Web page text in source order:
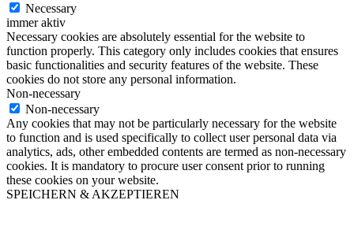
Necessary
immer aktiv
Necessary cookies are absolutely essential for the website to
function properly. This category only includes cookies that ensures
basic functionalities and security features of the website. These
cookies do not store any personal information.
Non-necessary
Non-necessary
Any cookies that may not be particularly necessary for the website
to function and is used specifically to collect user personal data via
analytics, ads, other embedded contents are termed as non-necessary
cookies. It is mandatory to procure user consent prior to running
these cookies on your website.
SPEICHERN & AKZEPTIEREN